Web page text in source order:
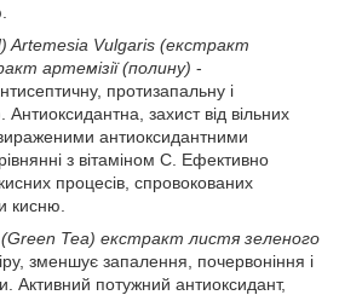
Artemesia Vulgaris (екстракт
артемізії (полину) -
протизапальну і
захист від вільних
антиоксидантними
з вітаміном C. Ефективно
процесів, спровокованих
кисню.
Tea) екстракт листя зеленого
зменшує запалення, почервоніння і
Активний потужний антиоксидант,